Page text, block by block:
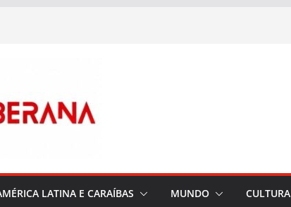
LATINA E CARAÍBAS MUNDO CULTURA